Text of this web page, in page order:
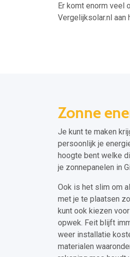
Er komt enorm veel
Vergelijksolar.nl
Zonne
Je kunt te maken
persoonlijk je
hoogte bent welke
je zonnepanelen in
Ook is het slim om
met je te plaatsen
kunt ook kiezen
opwek. Feit blijft
weer installatie
materialen